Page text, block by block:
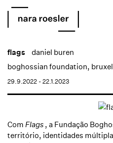
flags
daniel buren
boghossian foundation,
29.9.2022 - 22.1.2023
Com Flags , a Fundação
território, identidades